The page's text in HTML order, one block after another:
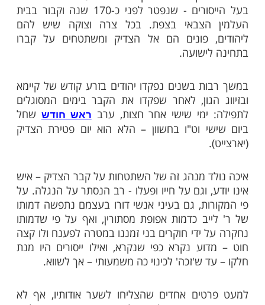
עוד תוכן חדש ומפתיע! התחברו לכל
ט"ו בחשוון, אלפי אנשים מהארץ ומהעולם
קברו של צדיק 'מסתורי' העונה לשם ר' לייב
בעל הייסורים - שנפטר לפני כ-170 שנה וקבור בבית
הצבאי בצפת. בכל צרה וצוקה שיש להם
פונים הם אל הצדיק ומשתטחים על קברו
בשנים נפקדו יהודים בזרע קודש של קיימא
הגון, לאחר שפקדו את הקבר בימים המסוגלים
ימי שישי אחר חצות, ערבראש חודששחל